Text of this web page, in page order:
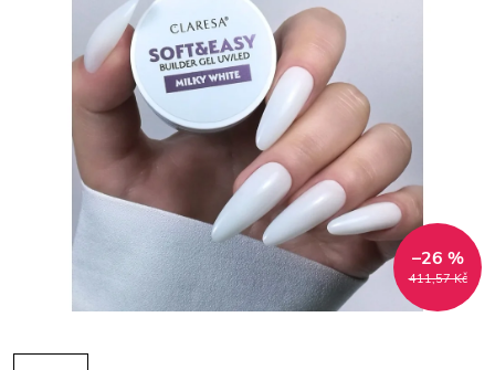
411,57 Kč
–26 %